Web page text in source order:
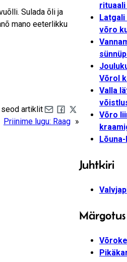
Sulada õli ja
mano eeterlikku
artiklit
Share by e-mail
Share on Facebook
Share on X
Priinime lugu: Raag »
võro
Võrol
Valla
Võro
Juhtkiri
Märgotus